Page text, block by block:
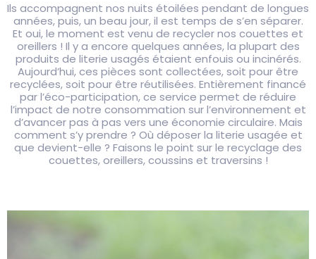
Ils accompagnent nos nuits étoilées pendant de longues
années, puis, un beau jour, il est temps de s’en séparer.
Et oui, le moment est venu de recycler nos couettes et
oreillers ! Il y a encore quelques années, la plupart des
produits de literie usagés étaient enfouis ou incinérés.
Aujourd’hui, ces pièces sont collectées, soit pour être
recyclées, soit pour être réutilisées. Entièrement financé
par l’éco-participation, ce service permet de réduire
l’impact de notre consommation sur l’environnement et
d’avancer pas à pas vers une économie circulaire. Mais
comment s’y prendre ? Où déposer la literie usagée et
que devient-elle ? Faisons le point sur le recyclage des
couettes, oreillers, coussins et traversins !